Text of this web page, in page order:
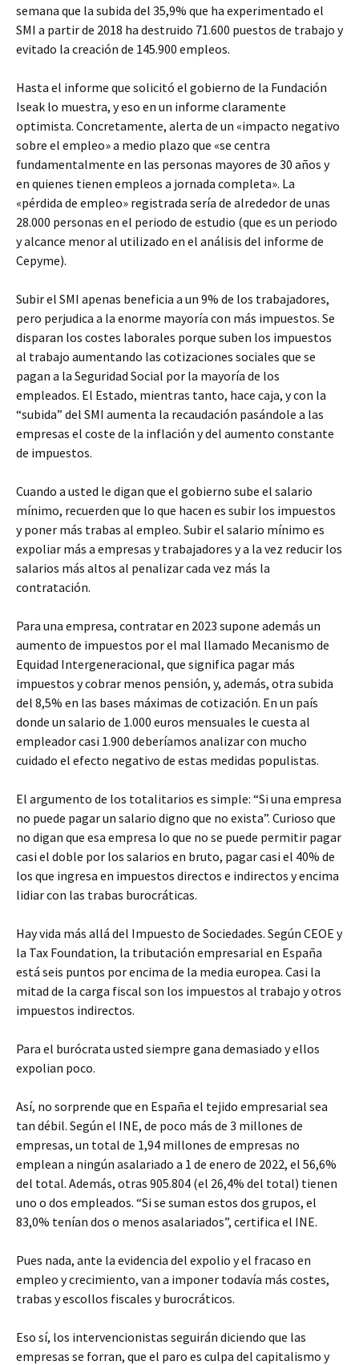
semana que la subida del 35,9% que ha experimentado el
SMI a partir de 2018 ha destruido 71.600 puestos de trabajo y
evitado la creación de 145.900 empleos.
Hasta el informe que solicitó el gobierno de la Fundación
Iseak lo muestra, y eso en un informe claramente
optimista. Concretamente, alerta de un «impacto negativo
sobre el empleo» a medio plazo que «se centra
fundamentalmente en las personas mayores de 30 años y
en quienes tienen empleos a jornada completa». La
«pérdida de empleo» registrada sería de alrededor de unas
28.000 personas en el periodo de estudio (que es un periodo
y alcance menor al utilizado en el análisis del informe de
Cepyme).
Subir el SMI apenas beneficia a un 9% de los trabajadores,
pero perjudica a la enorme mayoría con más impuestos. Se
disparan los costes laborales porque suben los impuestos
al trabajo aumentando las cotizaciones sociales que se
pagan a la Seguridad Social por la mayoría de los
empleados. El Estado, mientras tanto, hace caja, y con la
“subida” del SMI aumenta la recaudación pasándole a las
empresas el coste de la inflación y del aumento constante
de impuestos.
Cuando a usted le digan que el gobierno sube el salario
mínimo, recuerden que lo que hacen es subir los impuestos
y poner más trabas al empleo. Subir el salario mínimo es
expoliar más a empresas y trabajadores y a la vez reducir los
salarios más altos al penalizar cada vez más la
contratación.
Para una empresa, contratar en 2023 supone además un
aumento de impuestos por el mal llamado Mecanismo de
Equidad Intergeneracional, que significa pagar más
impuestos y cobrar menos pensión, y, además, otra subida
del 8,5% en las bases máximas de cotización. En un país
donde un salario de 1.000 euros mensuales le cuesta al
empleador casi 1.900 deberíamos analizar con mucho
cuidado el efecto negativo de estas medidas populistas.
El argumento de los totalitarios es simple: “Si una empresa
no puede pagar un salario digno que no exista”. Curioso que
no digan que esa empresa lo que no se puede permitir pagar
casi el doble por los salarios en bruto, pagar casi el 40% de
los que ingresa en impuestos directos e indirectos y encima
lidiar con las trabas burocráticas.
Hay vida más allá del Impuesto de Sociedades. Según CEOE y
la Tax Foundation, la tributación empresarial en España
está seis puntos por encima de la media europea. Casi la
mitad de la carga fiscal son los impuestos al trabajo y otros
impuestos indirectos.
Para el burócrata usted siempre gana demasiado y ellos
expolian poco.
Así, no sorprende que en España el tejido empresarial sea
tan débil. Según el INE, de poco más de 3 millones de
empresas, un total de 1,94 millones de empresas no
emplean a ningún asalariado a 1 de enero de 2022, el 56,6%
del total. Además, otras 905.804 (el 26,4% del total) tienen
uno o dos empleados. “Si se suman estos dos grupos, el
83,0% tenían dos o menos asalariados”, certifica el INE.
Pues nada, ante la evidencia del expolio y el fracaso en
empleo y crecimiento, van a imponer todavía más costes,
trabas y escollos fiscales y burocráticos.
Eso sí, los intervencionistas seguirán diciendo que las
empresas se forran, que el paro es culpa del capitalismo y